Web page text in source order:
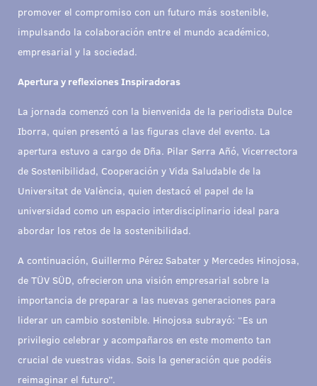
promover el compromiso con un futuro más sostenible,
impulsando la colaboración entre el mundo académico,
empresarial y la sociedad.
Apertura y reflexiones Inspiradoras
La jornada comenzó con la bienvenida de la periodista Dulce
Iborra, quien presentó a las figuras clave del evento. La
apertura estuvo a cargo de Dña. Pilar Serra Añó, Vicerrectora
de Sostenibilidad, Cooperación y Vida Saludable de la
Universitat de València, quien destacó el papel de la
universidad como un espacio interdisciplinario ideal para
abordar los retos de la sostenibilidad.
A continuación, Guillermo Pérez Sabater y Mercedes Hinojosa,
de TÜV SÜD, ofrecieron una visión empresarial sobre la
importancia de preparar a las nuevas generaciones para
liderar un cambio sostenible. Hinojosa subrayó: “Es un
privilegio celebrar y acompañaros en este momento tan
crucial de vuestras vidas. Sois la generación que podéis
reimaginar el futuro”.